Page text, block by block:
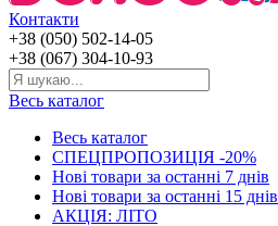
Контакти
+38 (050) 502-14-05
+38 (067) 304-10-93
Весь каталог
Весь каталог
СПЕЦПРОПОЗИЦІЯ -20%
Нові товари за останнi 7 днiв
Нові товари за останнi 15 днiв
АКЦІЯ: ЛІТО